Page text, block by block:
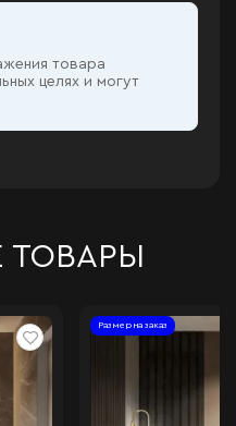
товара
целях и могут
Размер на заказ